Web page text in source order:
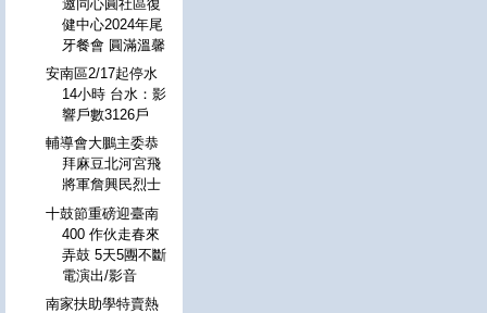
邀同心圓社區復
健中心2024年尾
牙餐會 圓滿溫馨
安南區2/17起停水
14小時 台水：影
響戶數3126戶
輔導會大鵬主委恭
拜麻豆北河宮飛
將軍詹興民烈士
十鼓節重磅迎臺南
400 作伙走春來
弄鼓 5天5團不斷
電演出/影音
南家扶助學特賣熱